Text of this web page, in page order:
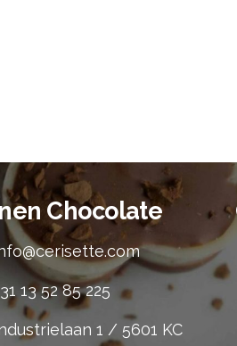
Chocolate
13 52 85 225
1 / 5601 KC